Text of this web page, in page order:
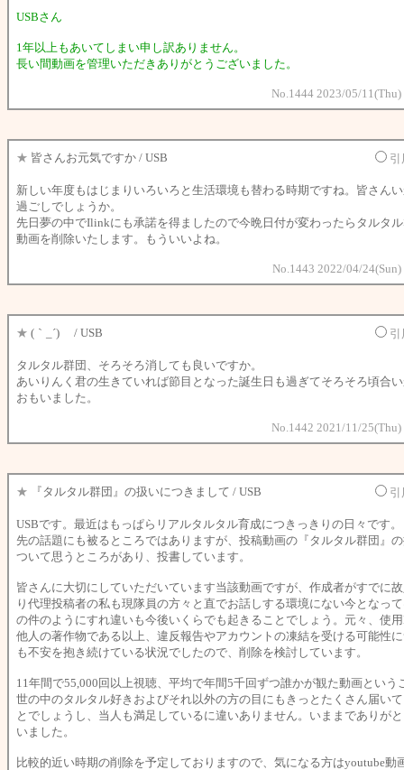
USBさん
1年以上もあいてしまい申し訳ありません。
長い間動画を管理いただきありがとうございました。
No.1444 2023/05/
★ 皆さんお元気ですか / USB 引
新しい年度もはじまりいろいろと生活環境も替わる時期ですね。皆さん
過ごしでしょうか。
先日夢の中でIlinkにも承諾を得ましたので今晩日付が変わったらタルタ
動画を削除いたします。もういいよね。
No.1443 2022/04/
★ (｀_´)ゞ / USB 引
タルタル群団、そろそろ消しても良いですか。
あいりんく君の生きていれば節目となった誕生日も過ぎてそろそろ頃合
おもいました。
No.1442 2021/11/
★ 『タルタル群団』の扱いにつきまして / USB 引
USBです。最近はもっぱらリアルタルタル育成につきっきりの日々です。
先の話題にも被るところではありますが、投稿動画の『タルタル群団』
ついて思うところがあり、投書しています。
皆さんに大切にしていただいています当該動画ですが、作成者がすでに
り代理投稿者の私も現隊員の方々と直でお話しする環境にない今となっ
の件のようにすれ違いも今後いくらでも起きることでしょう。元々、使
他人の著作物である以上、違反報告やアカウントの凍結を受ける可能性
も不安を抱き続けている状況でしたので、削除を検討しています。
11年間で55,000回以上視聴、平均で年間5千回ずつ誰かが観た動画という
世の中のタルタル好きおよびそれ以外の方の目にもきっとたくさん届い
とでしょうし、当人も満足しているに違いありません。いままでありが
いました。
比較的近い時期の削除を予定しておりますので、気になる方はyoutube動